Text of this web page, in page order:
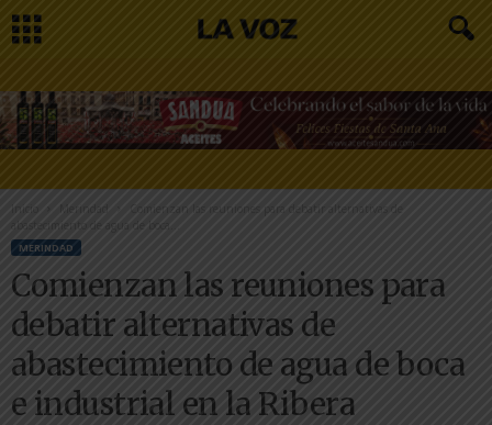
Inicio
Comienzan las reuniones para debatir alternativas de
abastecimiento de agua de boca...
MERINDAD
Comienzan las reuniones para
debatir alternativas de
abastecimiento de agua de boca
e industrial en la Ribera